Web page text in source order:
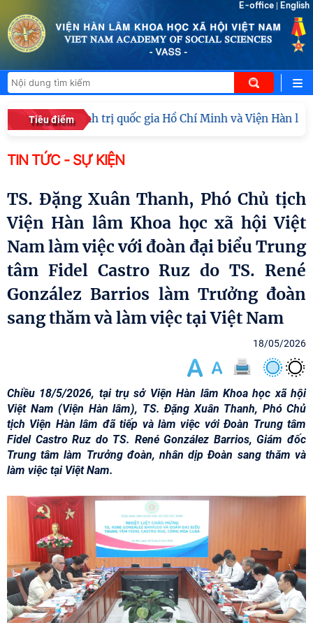
E-office English
Tiêu điểm
viện Chính trị quốc gia Hồ Chí Minh và Viện Hàn lâm
TIN TỨC - SỰ KIỆN
TS. Đặng Xuân Thanh, Phó Chủ tịch
Viện Hàn lâm Khoa học xã hội Việt
Nam làm việc với đoàn đại biểu Trung
tâm Fidel Castro Ruz do TS. René
González Barrios làm Trưởng đoàn
sang thăm và làm việc tại Việt Nam
18/05/2026
Chiều 18/5/2026, tại trụ sở Viện Hàn lâm Khoa học xã hội
Việt Nam (Viện Hàn lâm), TS. Đặng Xuân Thanh, Phó Chủ
tịch Viện Hàn lâm đã tiếp và làm việc với Đoàn Trung tâm
Fidel Castro Ruz do TS. René González Barrios, Giám đốc
Trung tâm làm Trưởng đoàn, nhân dịp Đoàn sang thăm và
làm việc tại Việt Nam.